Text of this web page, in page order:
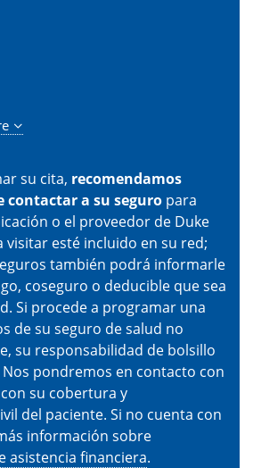
su cita, recomendamos
contactar a su seguro para
o el proveedor de Duke
visitar esté incluido en su red;
también podrá informarle
coseguro o deducible que sea
Si procede a programar una
de su seguro de salud no
su responsabilidad de bolsillo
pondremos en contacto con
su cobertura y
del paciente. Si no cuenta con
información sobre
asistencia financiera.